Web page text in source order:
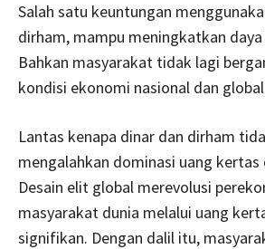
Salah satu keuntungan
dirham, mampu meningkatkan
Bahkan masyarakat tidak lagi
kondisi ekonomi nasional dan
Lantas kenapa dinar dan dirham
mengalahkan dominasi uang kertas
Desain elit global merevolusi
masyarakat dunia melalui uang
signifikan. Dengan dalil itu,